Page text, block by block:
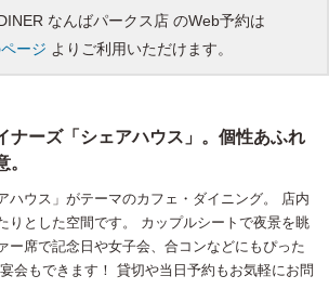
なんばパークス店 のWeb予約は
ージ よりご利用いただけます。
ナーズ「シェアハウス」。個性あふれ
ハウス」がテーマのカフェ・ダイニング。 店内
りとした空間です。 カップルシートで夜景を眺
ー席で記念日や女子会、合コンなどにもぴった
会もできます！ 貸切や当日予約もお気軽にお問